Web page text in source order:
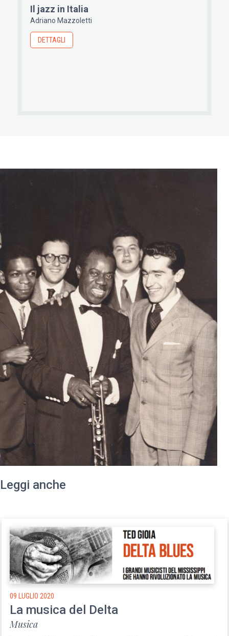
Il jazz in Italia
Adriano Mazzoletti
DETTAGLI
Leggi anche
09 LUGLIO 2020
La musica del Delta
Musica